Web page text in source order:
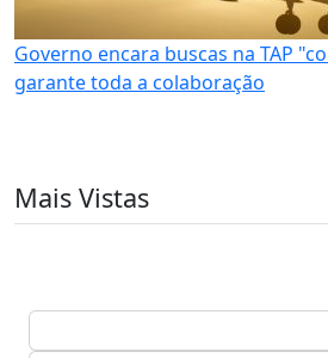
Governo encara buscas na TAP
garante toda a colaboração
Mais Vistas